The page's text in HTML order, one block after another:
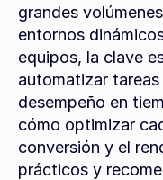
grandes
entornos
equipos, la clave
automatizar
desempeño en
cómo optimizar
conversión y el
prácticos y